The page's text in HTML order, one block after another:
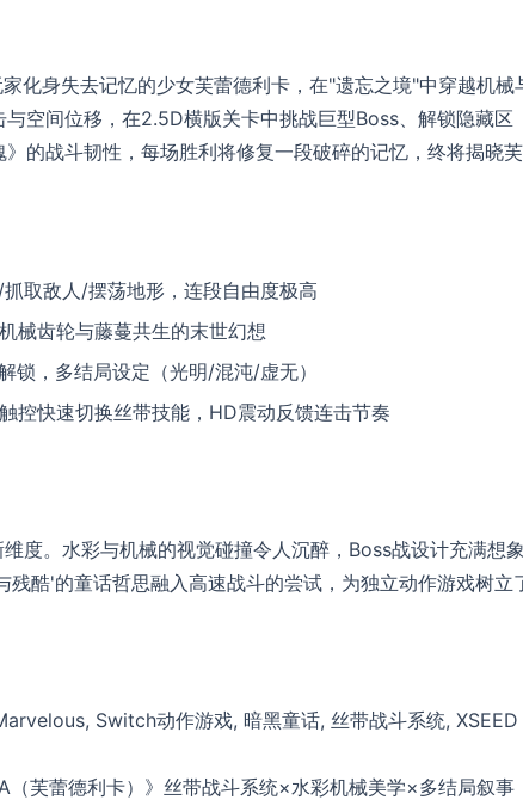
化身失去记忆的少女芙蕾德利卡，在"遗忘之境"中穿越机械
空间位移，在2.5D横版关卡中挑战巨型Boss、解锁隐藏区
的战斗韧性，每场胜利将修复一段破碎的记忆，终将揭晓
取敌人/摆荡地形，连段自由度极高
械齿轮与藤蔓共生的末世幻想
锁，多结局设定（光明/混沌/虚无）
快速切换丝带技能，HD震动反馈连击节奏
度。水彩与机械的视觉碰撞令人沉醉，Boss战设计充满想象
酷'的童话哲思融入高速战斗的尝试，为独立动作游戏树立
Switch动作游戏, 暗黑童话, 丝带战斗系统, XSEED
（芙蕾德利卡）》丝带战斗系统×水彩机械美学×多结局叙事